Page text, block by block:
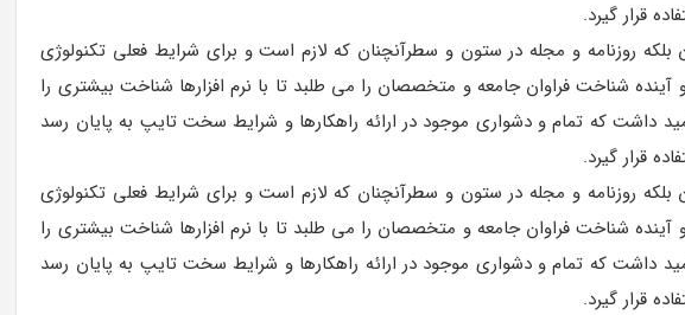
قرار گیرد.
روزنامه و مجله در ستون و سطرآنچنان که لازم است و برای شرایط فعلی تکنولوژی
شناخت فراوان جامعه و متخصصان را می طلبد تا با نرم افزارها شناخت بیشتری را
داشت که تمام و دشواری موجود در ارائه راهکارها و شرایط سخت تایپ به پایان رسد
قرار گیرد.
روزنامه و مجله در ستون و سطرآنچنان که لازم است و برای شرایط فعلی تکنولوژی
شناخت فراوان جامعه و متخصصان را می طلبد تا با نرم افزارها شناخت بیشتری را
داشت که تمام و دشواری موجود در ارائه راهکارها و شرایط سخت تایپ به پایان رسد
قرار گیرد.